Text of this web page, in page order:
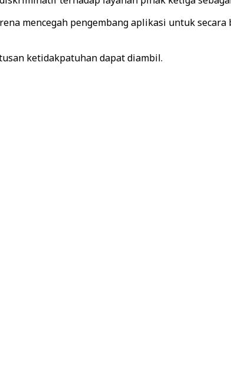
mencegah pengembang aplikasi untuk
ketidakpatuhan dapat diambil.